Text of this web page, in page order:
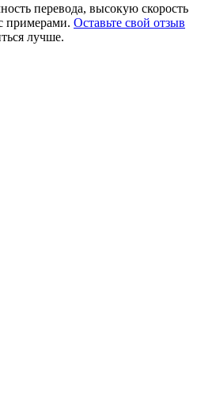
перевода, высокую скорость
примерами. Оставьте свой отзыв
лучше.